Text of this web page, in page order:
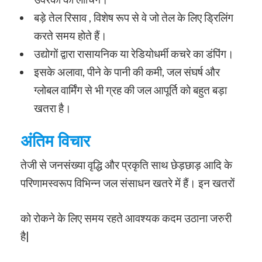
बड़े तेल रिसाव , विशेष रूप से वे जो तेल के लिए ड्रिलिंग
करते समय होते हैं।
उद्योगों द्वारा रासायनिक या रेडियोधर्मी कचरे का डंपिंग।
इसके अलावा, पीने के पानी की कमी, जल संघर्ष और
ग्लोबल वार्मिंग से भी ग्रह की जल आपूर्ति को बहुत बड़ा
खतरा है।
अंतिम विचार
तेजी से जनसंख्या वृद्धि और प्रकृति साथ छेड़छाड़ आदि के
परिणामस्वरूप विभिन्न जल संसाधन खतरे में हैं। इन खतरों
को रोकने के लिए समय रहते आवश्यक कदम उठाना जरुरी
है|